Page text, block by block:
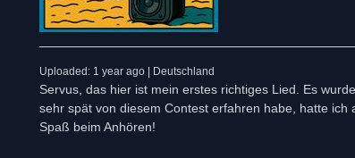
Uploaded: 1 year ago | Deutschland
Servus, das hier ist mein erstes richtiges Lied. Es
sehr spät von diesem Contest erfahren habe, hatte
Spaß beim Anhören!